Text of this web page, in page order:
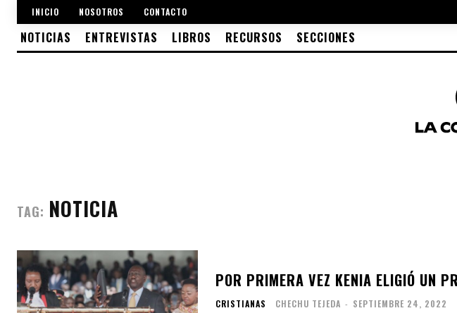
INICIO NOSOTROS CONTACTO
NOTICIAS ENTREVISTAS LIBROS RECURSOS SECCIONES
TAG: NOTICIA
POR PRIMERA VEZ KENIA ELIGIÓ UN
CRISTIANAS CHECHU TEJEDA - SEPTIEMBRE 24, 2022